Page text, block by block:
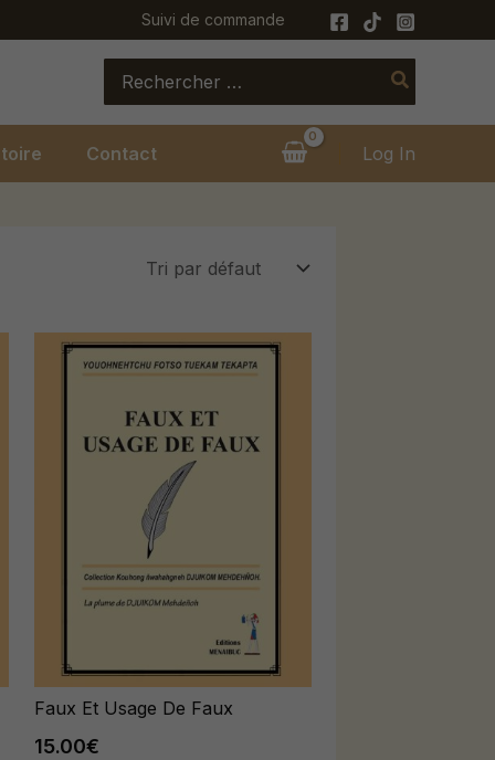
Suivi de commande
for:
Contact Log In
Faux Et Usage De Faux
15.00€